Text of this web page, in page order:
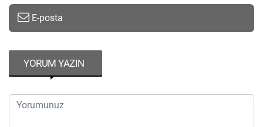
E-posta
YORUM YAZIN